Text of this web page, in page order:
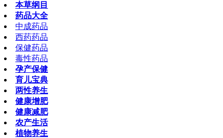
本草纲目
药品大全
中成药品
西药药品
保健药品
毒性药品
孕产保健
育儿宝典
两性养生
健康增肥
健康减肥
农产生活
植物养生